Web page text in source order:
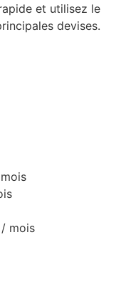
et utilisez le
devises.
mois